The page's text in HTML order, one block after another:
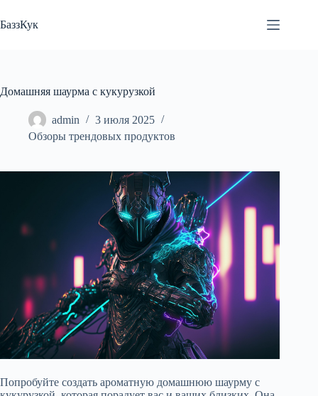
к
сути
БаззКук
Домашняя шаурма с кукурузкой
admin
3 июля 2025
Обзоры трендовых продуктов
Попробуйте создать ароматную домашнюю шаурму с